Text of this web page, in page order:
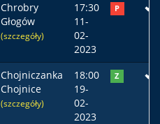
Chrobry
Głogów
(szczegóły)
17:30
11-
02-
2023
P
Chojniczanka
Chojnice
(szczegóły)
18:00
19-
02-
2023
Z